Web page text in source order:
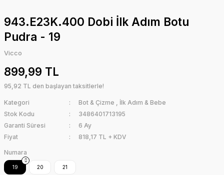
943.E23K.400 Dobi İlk Adım Botu
Pudra - 19
Vicco
899,99 TL
95,92 TL den başlayan taksitlerle!
Kategori Bot & Çizme , İlk Adım & Bebe
Stok Kodu
3486401713195
Garanti Süresi
6 Ay
Fiyat
818,17 TL + KDV
Numara
19 20 21